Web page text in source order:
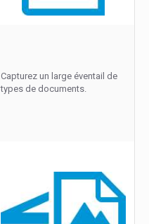
Capturez un large éventail de
types de documents.